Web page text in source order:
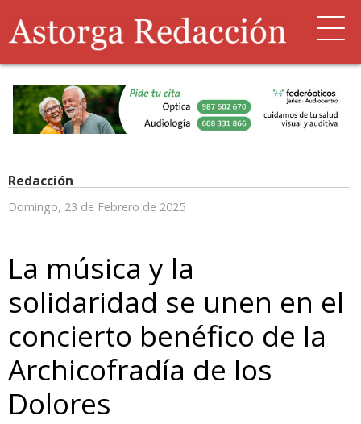
Redacción
Domingo, 23 de Febrero de 2025
La música y la
solidaridad se unen en el
concierto benéfico de la
Archicofradía de los
Dolores